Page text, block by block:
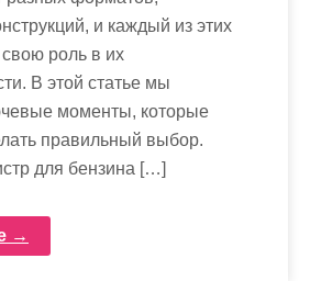
и каждый из этих
свою роль в их
В этой статье мы
моменты, которые
правильный выбор.
для бензина […]
→